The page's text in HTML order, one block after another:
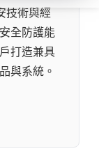
技術與經
全防護能
打造兼具
與系統。